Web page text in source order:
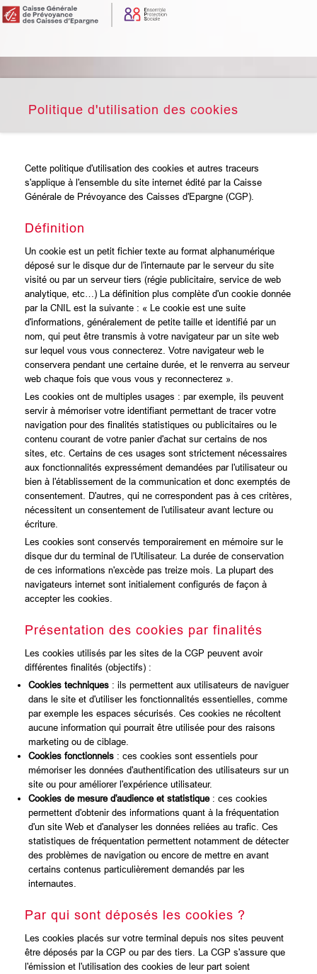
Politique d'utilisation des cookies
Cette politique d'utilisation des cookies et autres traceurs
s'applique à l'ensemble du site internet édité par la Caisse
Générale de Prévoyance des Caisses d'Epargne (CGP).
Définition
Un cookie est un petit fichier texte au format alphanumérique
déposé sur le disque dur de l'internaute par le serveur du site
visité ou par un serveur tiers (régie publicitaire, service de web
analytique, etc…) La définition plus complète d'un cookie donnée
par la CNIL est la suivante : « Le cookie est une suite
d'informations, généralement de petite taille et identifié par un
nom, qui peut être transmis à votre navigateur par un site web
sur lequel vous vous connecterez. Votre navigateur web le
conservera pendant une certaine durée, et le renverra au serveur
web chaque fois que vous vous y reconnecterez ».
Les cookies ont de multiples usages : par exemple, ils peuvent
servir à mémoriser votre identifiant permettant de tracer votre
navigation pour des finalités statistiques ou publicitaires ou le
contenu courant de votre panier d'achat sur certains de nos
sites, etc. Certains de ces usages sont strictement nécessaires
aux fonctionnalités expressément demandées par l'utilisateur ou
bien à l'établissement de la communication et donc exemptés de
consentement. D'autres, qui ne correspondent pas à ces critères,
nécessitent un consentement de l'utilisateur avant lecture ou
écriture.
Les cookies sont conservés temporairement en mémoire sur le
disque dur du terminal de l'Utilisateur. La durée de conservation
de ces informations n'excède pas treize mois. La plupart des
navigateurs internet sont initialement configurés de façon à
accepter les cookies.
Présentation des cookies par finalités
Les cookies utilisés par les sites de la CGP peuvent avoir
différentes finalités (objectifs) :
Cookies techniques : ils permettent aux utilisateurs de naviguer
dans le site et d'utiliser les fonctionnalités essentielles, comme
par exemple les espaces sécurisés. Ces cookies ne récoltent
aucune information qui pourrait être utilisée pour des raisons
marketing ou de ciblage.
Cookies fonctionnels : ces cookies sont essentiels pour
mémoriser les données d'authentification des utilisateurs sur un
site ou pour améliorer l'expérience utilisateur.
Cookies de mesure d'audience et statistique: ces cookies
permettent d'obtenir des informations quant à la fréquentation
d'un site Web et d'analyser les données reliées au trafic. Ces
statistiques de fréquentation permettent notamment de détecter
des problèmes de navigation ou encore de mettre en avant
certains contenus particulièrement demandés par les
internautes.
Par qui sont déposés les cookies ?
Les cookies placés sur votre terminal depuis nos sites peuvent
être déposés par la CGP ou par des tiers. La CGP s'assure que
l'émission et l'utilisation des cookies de leur part soient